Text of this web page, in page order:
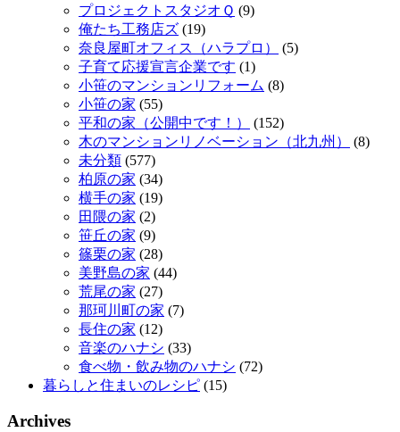
プロジェクトスタジオＱ (9)
俺たち工務店ズ (19)
奈良屋町オフィス（ハラプロ）
(5)
子育て応援宣言企業です (1)
小笹のマンションリフォーム (8)
小笹の家 (55)
平和の家（公開中です！）
(152)
木のマンションリノベーション（北九州）
(8)
未分類 (577)
柏原の家 (34)
横手の家 (19)
田隈の家 (2)
笹丘の家 (9)
篠栗の家 (28)
美野島の家 (44)
荒尾の家 (27)
那珂川町の家 (7)
長住の家 (12)
音楽のハナシ (33)
食べ物・飲み物のハナシ (72)
暮らしと住まいのレシピ (15)
Archives